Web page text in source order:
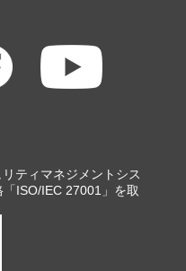
ティマネジメントシス
ISO/IEC 27001」を取